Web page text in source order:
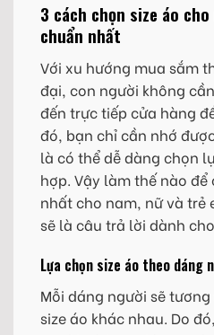
3 cách chọn size áo
chuẩn nhất
Với xu hướng mua sắm
đại, con người không
đến trực tiếp cửa hàng
đó, bạn chỉ cần nhớ
là có thể dễ dàng chọn
hợp. Vậy làm thế nào
nhất cho nam, nữ và trẻ
sẽ là câu trả lời dành
Lựa chọn size áo theo dáng
Mỗi dáng người sẽ
size áo khác nhau. Do